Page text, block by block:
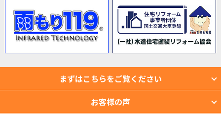
まずはこちらをご覧ください
お客様の声